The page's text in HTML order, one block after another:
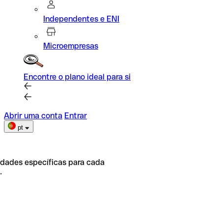
Independentes e ENI
Microempresas
Encontre o plano ideal para si
Abrir uma conta Entrar
pt
específicas para cada